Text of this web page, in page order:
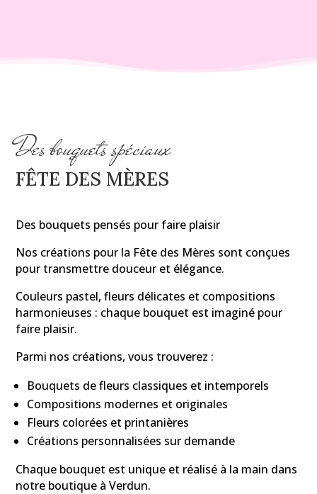
Des bouquets spéciaux
FÊTE DES MÈRES
Des bouquets pensés pour faire plaisir
Nos créations pour la Fête des Mères sont conçues
pour transmettre douceur et élégance.
Couleurs pastel, fleurs délicates et compositions
harmonieuses : chaque bouquet est imaginé pour
faire plaisir.
Parmi nos créations, vous trouverez :
Bouquets de fleurs classiques et intemporels
Compositions modernes et originales
Fleurs colorées et printanières
Créations personnalisées sur demande
Chaque bouquet est unique et réalisé à la main dans
notre boutique à Verdun.